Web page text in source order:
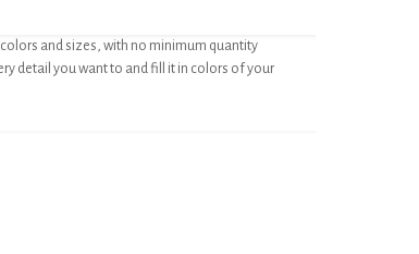
and sizes, with no minimum quantity
detail you want to and fill it in colors of your